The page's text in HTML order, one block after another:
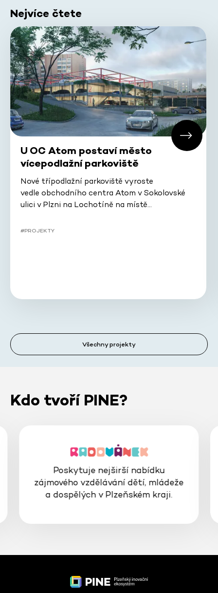
Nejvíce čtete
U OC Atom postaví město
vícepodlažní parkoviště
Nové třípodlažní parkoviště vyroste
vedle obchodního centra Atom v Sokolovské
ulici v Plzni na Lochotíně na místě…
#PROJEKTY
Všechny projekty
Kdo tvoří PINE?
Poskytuje nejširší nabídku
zájmového vzdělávání dětí, mládeže
a dospělých v Plzeňském kraji.